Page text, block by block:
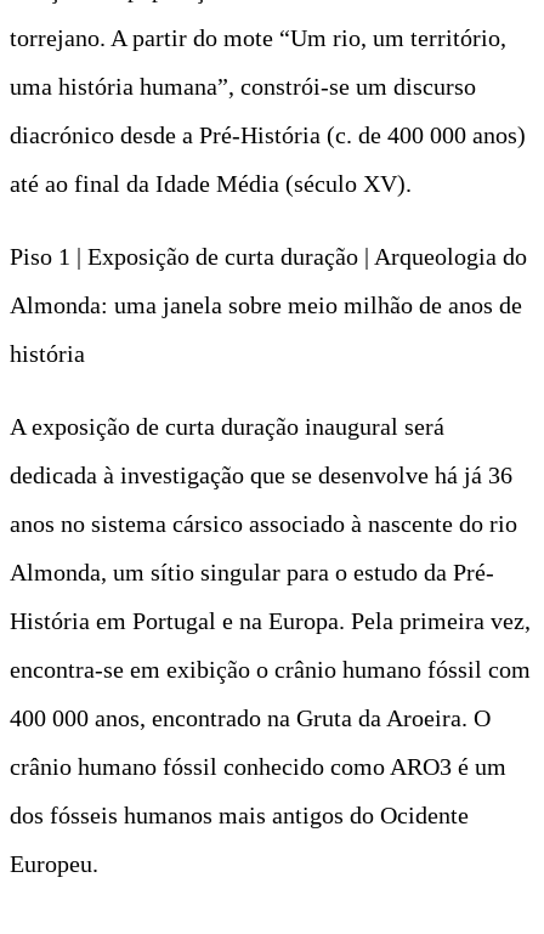
torrejano. A partir do mote “Um rio, um território,
uma história humana”, constrói-se um discurso
diacrónico desde a Pré-História (c. de 400 000 anos)
até ao final da Idade Média (século XV).
Piso 1 | Exposição de curta duração | Arqueologia do
Almonda: uma janela sobre meio milhão de anos de
história
A exposição de curta duração inaugural será
dedicada à investigação que se desenvolve há já 36
anos no sistema cársico associado à nascente do rio
Almonda, um sítio singular para o estudo da Pré-
História em Portugal e na Europa. Pela primeira vez,
encontra-se em exibição o crânio humano fóssil com
400 000 anos, encontrado na Gruta da Aroeira. O
crânio humano fóssil conhecido como ARO3 é um
dos fósseis humanos mais antigos do Ocidente
Europeu.